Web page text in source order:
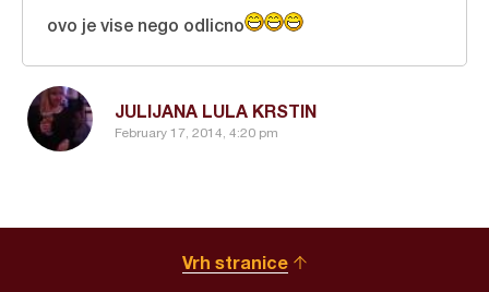
JULIJANA LULA KRSTIN
February 17, 2014, 4:20 pm
ovo je vise nego odlicno
Vrh stranice